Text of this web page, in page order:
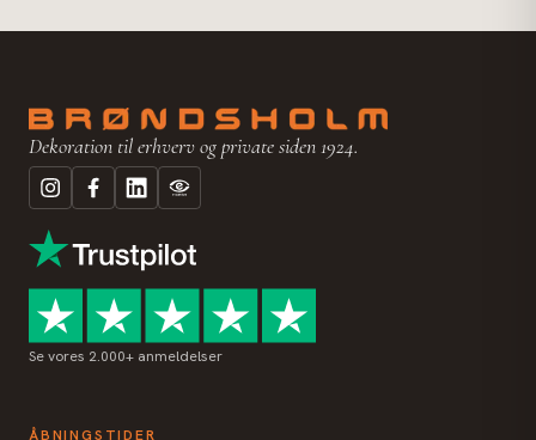
Dekoration til erhverv og private siden 1924.
Se vores 2.000+ anmeldelser
ÅBNINGSTIDER